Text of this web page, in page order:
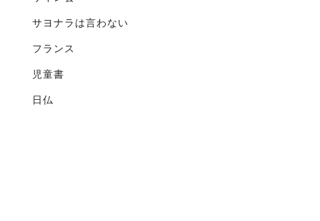
サヨナラは言わない
フランス
児童書
日仏